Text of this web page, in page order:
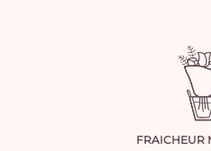
FRAICHEUR